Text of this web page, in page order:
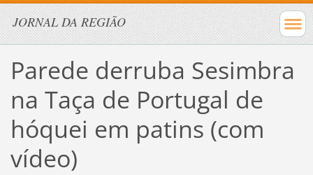
JORNAL DA REGIÃO
Parede derruba Sesimbra
na Taça de Portugal de
hóquei em patins (com
vídeo)